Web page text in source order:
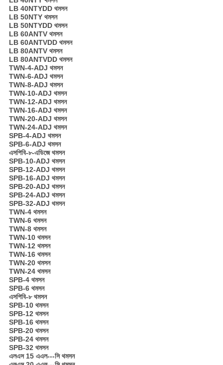
LB 40NTYDD থমসন
LB 50NTY থমসন
LB 50NTYDD থমসন
LB 60ANTV থমসন
LB 60ANTVDD থমসন
LB 80ANTV থমসন
LB 80ANTVDD থমসন
TWN-4-ADJ থমসন
TWN-6-ADJ থমসন
TWN-8-ADJ থমসন
TWN-10-ADJ থমসন
TWN-12-ADJ থমসন
TWN-16-ADJ থমসন
TWN-20-ADJ থমসন
TWN-24-ADJ থমসন
SPB-4-ADJ থমসন
SPB-6-ADJ থমসন
এসপিবি-৮-এডিজে থমসন
SPB-10-ADJ থমসন
SPB-12-ADJ থমসন
SPB-16-ADJ থমসন
SPB-20-ADJ থমসন
SPB-24-ADJ থমসন
SPB-32-ADJ থমসন
TWN-4 থমসন
TWN-6 থমসন
TWN-8 থমসন
TWN-10 থমসন
TWN-12 থমসন
TWN-16 থমসন
TWN-20 থমসন
TWN-24 থমসন
SPB-4 থমসন
SPB-6 থমসন
এসপিবি-৮ থমসন
SPB-10 থমসন
SPB-12 থমসন
SPB-16 থমসন
SPB-20 থমসন
SPB-24 থমসন
SPB-32 থমসন
এলএস 15 এএল---সি থমসন